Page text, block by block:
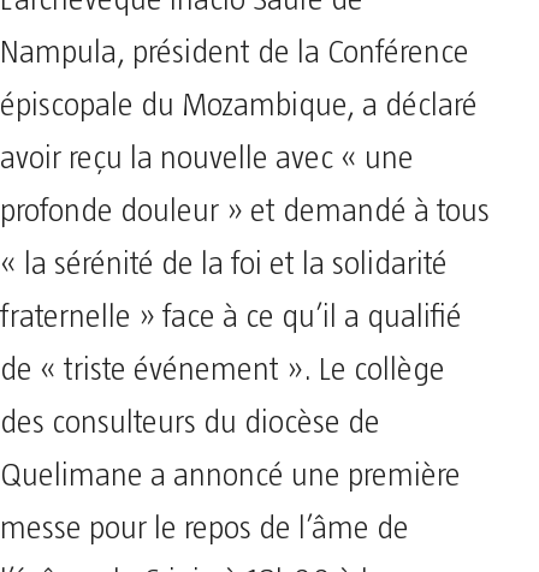
L’archevêque Inácio Saúre de
Nampula, président de la Conférence
épiscopale du Mozambique, a déclaré
avoir reçu la nouvelle avec « une
profonde douleur » et demandé à tous
« la sérénité de la foi et la solidarité
fraternelle » face à ce qu’il a qualifié
de « triste événement ». Le collège
des consulteurs du diocèse de
Quelimane a annoncé une première
messe pour le repos de l’âme de